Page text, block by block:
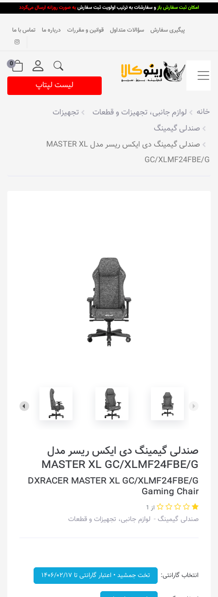
پیگیری سفارش سؤالات متداول قوانین و مقررات درباره ما تماس با ما
0
لیست لپتاپ
خانه لوازم جانبی، تجهیزات و قطعات
تجهیزات
صندلی گیمینگ
صندلی گیمینگ دی ایکس ریسر مدل MASTER XL
GC/XLMF24FBE/G
صندلی گیمینگ دی ایکس ریسر مدل
MASTER XL GC/XLMF24FBE/G
DXRACER MASTER XL GC/XLMF24FBE/G
Gaming Chair
از 1
صندلی گیمینگ لوازم جانبی، تجهیزات و قطعات
انتخاب گارانتی: تخت جمشید • اعتبار گارانتی تا ۱۴۰۶/۰۲/۱۷